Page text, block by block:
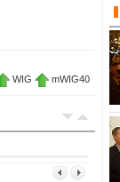
WIG mWIG40